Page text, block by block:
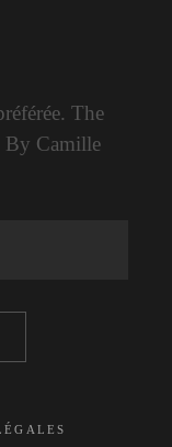
The
By Camille